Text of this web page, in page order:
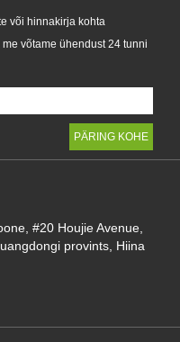
või hinnakirja kohta
võtame ühendust 24 tunni
#20 Houjie Avenue,
provints, Hiina